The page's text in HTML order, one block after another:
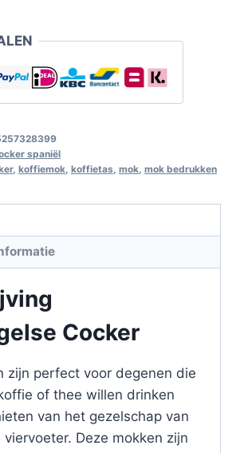
spaniël
, koffiemok koffietas mok mok bedrukken
Cocker
zijn perfect voor degenen die
of thee willen drinken
van het gezelschap van
Deze mokken zijn